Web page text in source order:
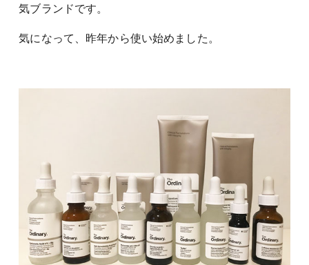
気ブランドです。
気になって、昨年から使い始めました。